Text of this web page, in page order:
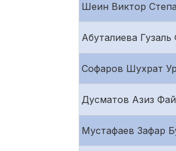
Шеин Виктор
Абуталиева
Софаров Шухрат
Дусматов Азиз
Мустафаев Зафар